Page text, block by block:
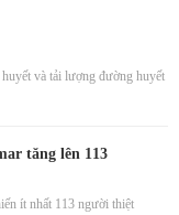
và tải lượng đường huyết
tăng lên 113
ít nhất 113 người thiệt